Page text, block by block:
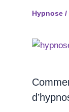
Hypnose/